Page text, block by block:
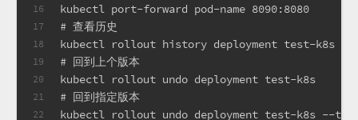
16
17
18
19
20
21
22
kubectl port-forward pod-name 8090:8080
# 查看历史
kubectl rollout history deployment test-k8s
# 回到上个版本
kubectl rollout undo deployment test-k8s
# 回到指定版本
kubectl rollout undo deployment test-k8s --to-